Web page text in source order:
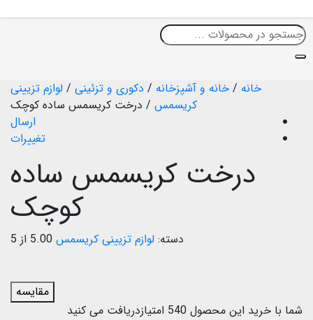
خانه / خانه و آشپزخانه / دکوری و تزئینی / لوازم تزیینی
کریسمس / درخت کریسمس ساده کوچک
ارسال
تغییرات
درخت کریسمس ساده
کوچک
دسته: لوازم تزیینی کریسمس 5.00 از 5
مقایسه
شما با خرید این محصول 540 امتیازدریافت می کنید